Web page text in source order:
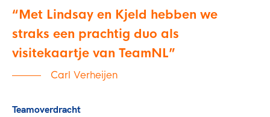
Met Lindsay en Kjeld hebben we
straks een prachtig duo als
visitekaartje van TeamNL
Carl Verheijen
Teamoverdracht